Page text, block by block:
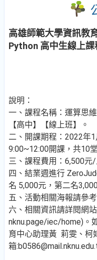
高雄師範大學資訊教
Python 高中生線上課
說明：
一、課程名稱：運算思
【高中】【線上班】。
二、開課期程：2022年
9:00~12:00開課，共10
三、課程費用：6,500元/
四、結業週進行
名 5,000元，第二名
五、活動相關海報請參
六、相關資訊請詳閱網
nknu.page/iec/home)。
育中心助理黃 莉雯、柯
箱